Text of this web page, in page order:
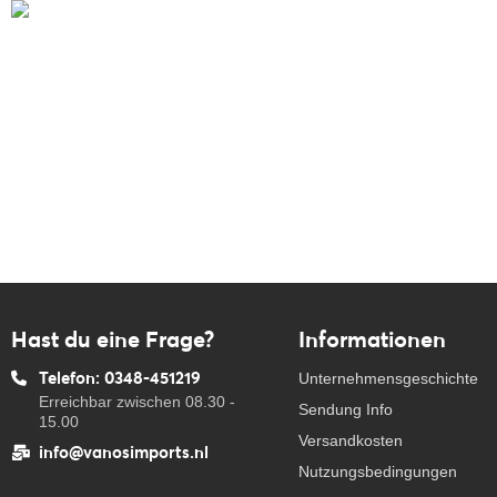
Hast du eine Frage?
Telefon: 0348-451219
Erreichbar zwischen 08.30 -
15.00
info@vanosimports.nl
Informationen
Unternehmensgeschichte
Sendung Info
Versandkosten
Nutzungsbedingungen